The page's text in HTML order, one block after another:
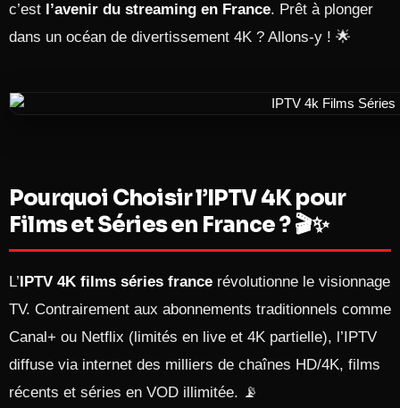
c’est l’avenir du streaming en France. Prêt à plonger
dans un océan de divertissement 4K ? Allons-y ! 🌟
Pourquoi Choisir l’IPTV 4K pour
Films et Séries en France ? 🎬✨
L’IPTV 4K films séries france révolutionne le visionnage
TV. Contrairement aux abonnements traditionnels comme
Canal+ ou Netflix (limités en live et 4K partielle), l’IPTV
diffuse via internet des milliers de chaînes HD/4K, films
récents et séries en VOD illimitée. 📡